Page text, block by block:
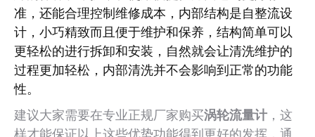
准，还能合理控制维修成本，内部结构是自整流设
计，小巧精致而且便于维护和保养，结构简单可以
更轻松的进行拆卸和安装，自然就会让清洗维护的
过程更加轻松，内部清洗并不会影响到正常的功能
性。
建议大家需要在专业正规厂家购买涡轮流量计 ，这
样才能保证以上这些优势功能得到更好的发挥，通